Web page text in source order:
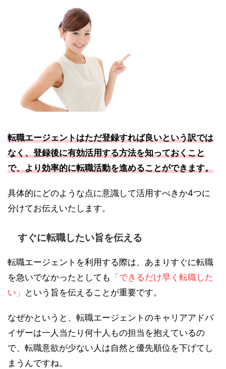
転職エージェントはただ登録すれば良いという訳では
なく、登録後に有効活用する方法を知っておくこと
で、より効率的に転職活動を進めることができます。
具体的にどのような点に意識して活用すべきか4つに
分けてお伝えいたします。
すぐに転職したい旨を伝える
転職エージェントを利用する際は、あまりすぐに転職
を急いでなかったとしても 「できるだけ早く転職した
い」
という旨を伝えることが重要です。
なぜかというと、転職エージェントのキャリアアドバ
イザーは一人当たり何十人もの担当を抱えているの
で、転職意欲が少ない人は自然と優先順位を下げてし
まうんですね。